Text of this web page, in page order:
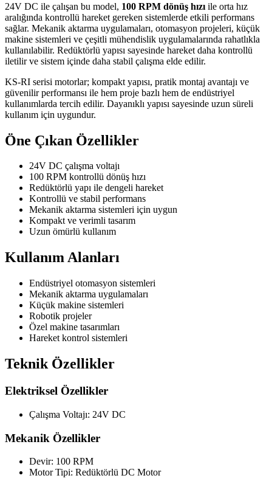
24V DC ile çalışan bu model, 100 RPM dönüş hızı ile orta hız
aralığında kontrollü hareket gereken sistemlerde etkili performans
sağlar. Mekanik aktarma uygulamaları, otomasyon projeleri, küçük
makine sistemleri ve çeşitli mühendislik uygulamalarında rahatlıkla
kullanılabilir. Redüktörlü yapısı sayesinde hareket daha kontrollü
iletilir ve sistem içinde daha stabil çalışma elde edilir.
KS-RI serisi motorlar; kompakt yapısı, pratik montaj avantajı ve
güvenilir performansı ile hem proje bazlı hem de endüstriyel
kullanımlarda tercih edilir. Dayanıklı yapısı sayesinde uzun süreli
kullanım için uygundur.
Öne Çıkan Özellikler
24V DC çalışma voltajı
100 RPM kontrollü dönüş hızı
Redüktörlü yapı ile dengeli hareket
Kontrollü ve stabil performans
Mekanik aktarma sistemleri için uygun
Kompakt ve verimli tasarım
Uzun ömürlü kullanım
Kullanım Alanları
Endüstriyel otomasyon sistemleri
Mekanik aktarma uygulamaları
Küçük makine sistemleri
Robotik projeler
Özel makine tasarımları
Hareket kontrol sistemleri
Teknik Özellikler
Elektriksel Özellikler
Çalışma Voltajı: 24V DC
Mekanik Özellikler
Devir: 100 RPM
Motor Tipi: Redüktörlü DC Motor